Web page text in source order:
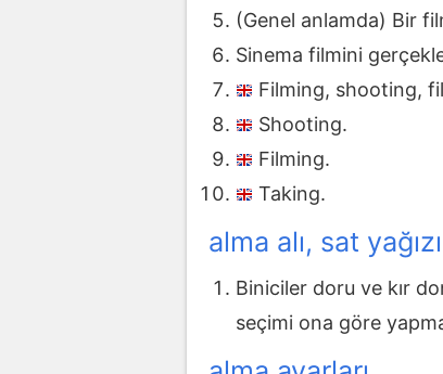
(Genel anlamda) Bir
Sinema filmini
Filming, shooting,
Shooting.
Filming.
Taking.
alma alı, sat
Biniciler doru ve kır
seçimi ona göre